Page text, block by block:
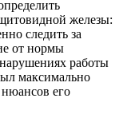
железы:
следить за
от нормы
нарушениях работы
максимально
его